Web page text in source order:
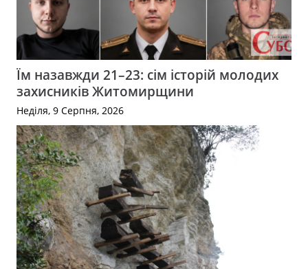
Їм назавжди 21–23: сім історій молодих
захисників Житомирщини
Неділя, 9 Серпня, 2026